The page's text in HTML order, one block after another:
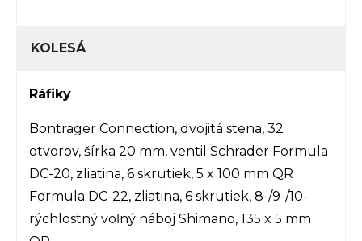
KOLESÁ
Ráfiky
Bontrager Connection, dvojitá stena, 32
otvorov, šírka 20 mm, ventil Schrader Formula
DC-20, zliatina, 6 skrutiek, 5 x 100 mm QR
Formula DC-22, zliatina, 6 skrutiek, 8-/9-/10-
rýchlostný voľný náboj Shimano, 135 x 5 mm